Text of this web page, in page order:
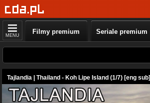
MENU Filmy premium Seriale premium
Tajlandia | Thailand - Koh Lipe Island (1/7) [eng sub]